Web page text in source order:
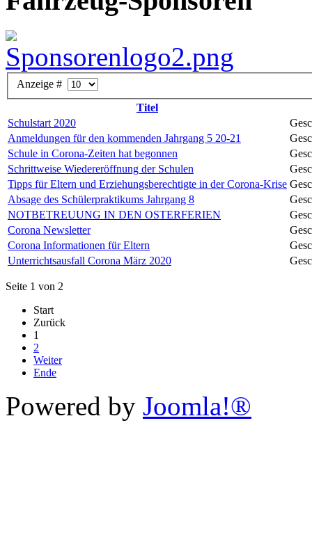
Anzeige #
Titel
Schulstart 2020
Anmeldungen für den kommenden Jahrgang 5 20-21
Schule in Corona-Zeiten hat begonnen
Schrittweise Wiedereröffnung der Schulen
Tipps für Eltern und Erziehungsberechtigte in der Corona-Krise
Absage des Schülerpraktikums Jahrgang 8
NOTBETREUUNG IN DEN OSTERFERIEN
Corona Newsletter
Corona Informationen für Eltern
Unterrichtsausfall Corona März 2020
Seite 1 von 2
Start
Zurück
1
2
Weiter
Ende
Powered by Joomla!®